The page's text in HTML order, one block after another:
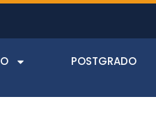
POSTGRADO